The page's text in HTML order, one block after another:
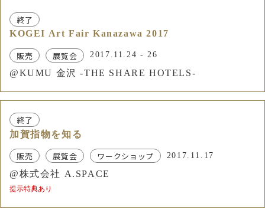
終了
KOGEI Art Fair Kanazawa 2017
販売 展覧会 2017.11.24 - 26
@KUMU 金沢 -THE SHARE HOTELS-
終了
加賀指物を知る
販売 展覧会 ワークショップ 2017.11.17
@株式会社 A.SPACE
提示特典あり